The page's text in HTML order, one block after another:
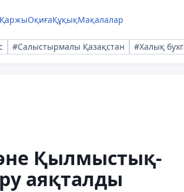
ҚаржыОқиғаҚұқықМақалалар
#Салыстырмалы Қазақстан #Халық
Қылмыстық-
аяқталды